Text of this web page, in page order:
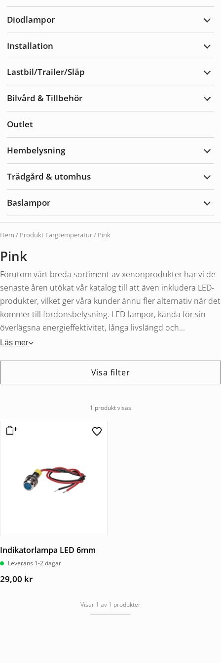
Diodlampor
Installation
Lastbil/Trailer/Släp
Bilvård & Tillbehör
Outlet
Hembelysning
Trädgård & utomhus
Baslampor
Hem / Produkt Färgtemperatur / Pink
Pink
Förutom vårt breda sortiment av xenonprodukter har vi de
senaste åren utökat vår katalog till att även inkludera LED-
produkter, vilket ger våra kunder ännu fler alternativ när det
kommer till fordonsbelysning. LED-lampor, kända för sin
överlägsna energieffektivitet, långa livslängd och...
Läs mer
Visa filter
1 produkt visas
Indikatorlampa LED 6mm
Leverans 1-2 dagar
29,00 kr
Visar 1 av 1 produkter